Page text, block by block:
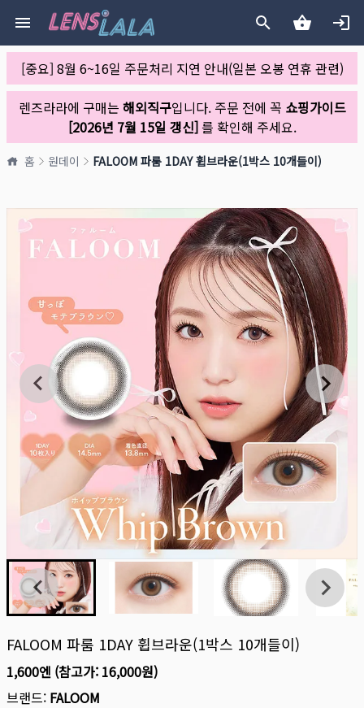
[중요] 8월 6~16일 주문처리 지연 안내(일본 오봉 연휴 관련)
렌즈라라에 구매는 해외직구입니다. 주문 전에 꼭 쇼핑가이드
[2026년 7월 15일 갱신]를 확인해 주세요.
홈 원데이 FALOOM 파룸 1DAY 휩브라운(1박스 10개들이)
FALOOM 파룸 1DAY 휩브라운(1박스 10개들이)
1,600엔 (참고가: 16,000원)
브랜드: FALOOM